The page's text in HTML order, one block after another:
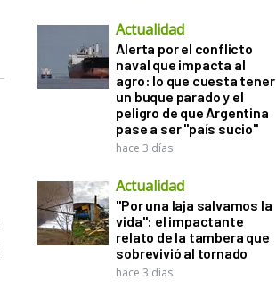
Actualidad
Alerta por el conflicto
naval que impacta al
agro: lo que cuesta tener
un buque parado y el
peligro de que Argentina
pase a ser "país sucio"
hace 3 días
Actualidad
"Por una laja salvamos la
vida": el impactante
relato de la tambera que
sobrevivió al tornado
hace 3 días